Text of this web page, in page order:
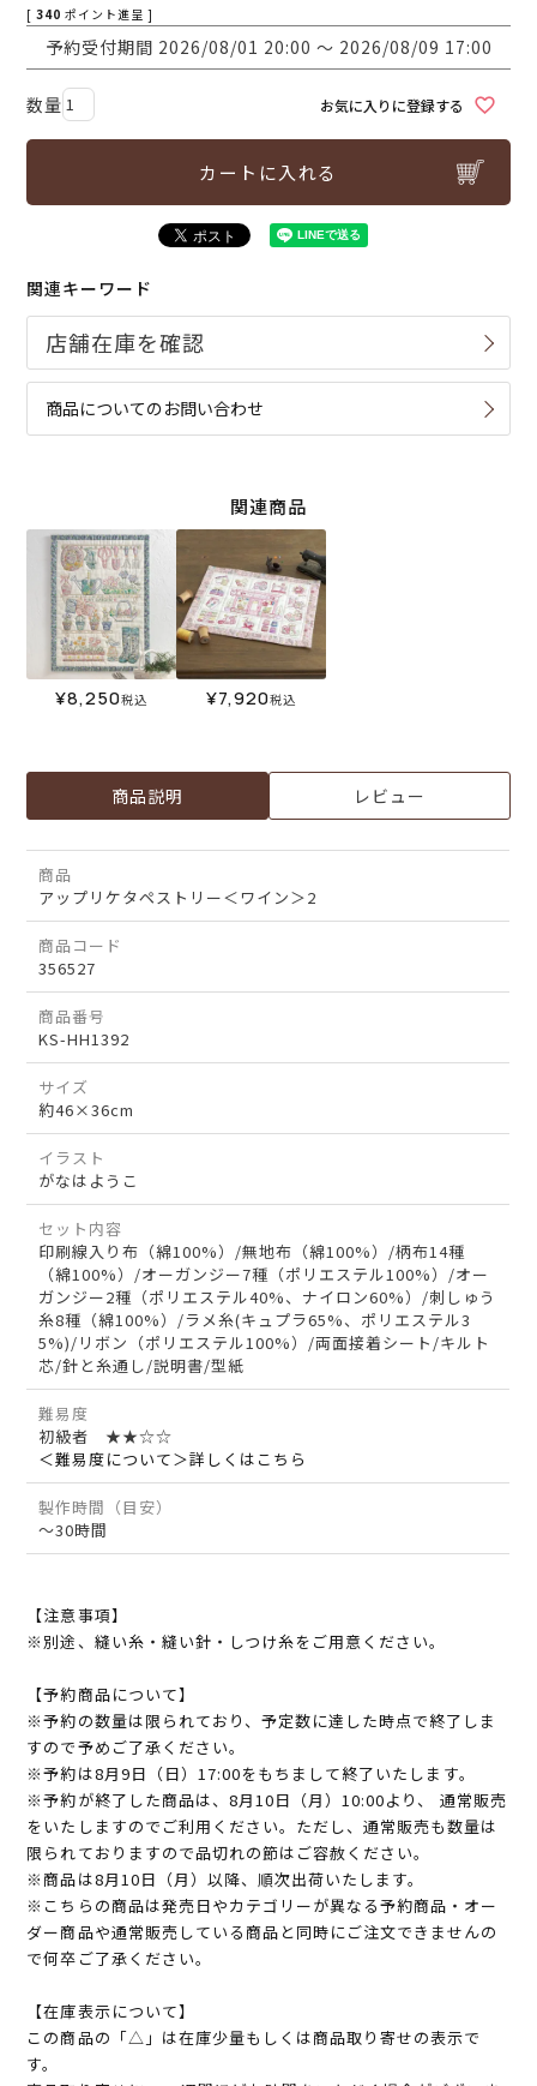
[ 340 ポイント進呈 ]
予約受付期間 2026/08/01 20:00 〜 2026/08/09 17:00
お気に入りに登録する
カートに入れる
関連キーワード
商品についてのお問い合わせ
関連商品
¥8,250税込 ¥7,920税込
商品説明 レビュー
商品
アップリケタペストリー＜ワイン＞2
商品コード
356527
商品番号
KS-HH1392
サイズ
約46×36cm
イラスト
がなはようこ
セット内容
印刷線入り布（綿100%）/無地布（綿100%）/柄布14種
（綿100%）/オーガンジー7種（ポリエステル100%）/オー
ガンジー2種（ポリエステル40%、ナイロン60%）/刺しゅう
糸8種（綿100%）/ラメ糸(キュプラ65%、ポリエステル3
5%)/リボン（ポリエステル100%）/両面接着シート/キルト
芯/針と糸通し/説明書/型紙
難易度
初級者 ★★☆☆
＜難易度について＞詳しくはこちら
製作時間（目安）
～30時間
【注意事項】
※別途、縫い糸・縫い針・しつけ糸をご用意ください。
【予約商品について】
※予約の数量は限られており、予定数に達した時点で終了しま
すので予めご了承ください。
※予約は8月9日（日）17:00をもちまして終了いたします。
※予約が終了した商品は、8月10日（月）10:00より、 通常販売
をいたしますのでご利用ください。ただし、通常販売も数量は
限られておりますので品切れの節はご容赦ください。
※商品は8月10日（月）以降、順次出荷いたします。
※こちらの商品は発売日やカテゴリーが異なる予約商品・オー
ダー商品や通常販売している商品と同時にご注文できませんの
で何卒ご了承ください。
【在庫表示について】
この商品の「△」は在庫少量もしくは商品取り寄せの表示で
す。